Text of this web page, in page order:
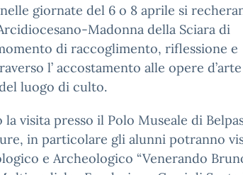
giornate del 6 o 8 aprile si
Madonna della Sciara di
di raccoglimento, riflessione e
l’ accostamento alle opere d’arte
luogo di culto.
la visita presso il Polo Museale di
in particolare gli alunni potranno
e Archeologico “Venerando